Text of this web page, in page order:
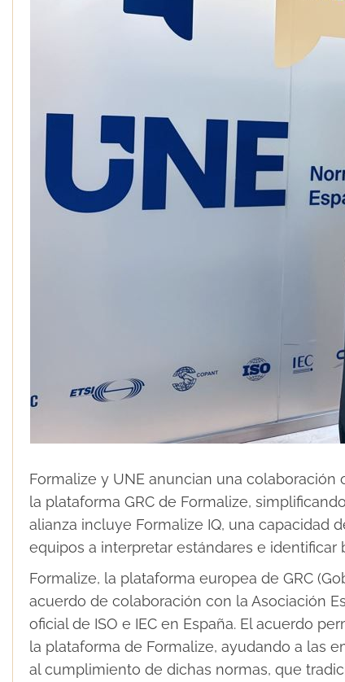
Formalize y UNE anuncian una
la plataforma GRC de Formalize,
alianza incluye Formalize IQ, una capacidad
equipos a interpretar estándares e identificar
Formalize, la plataforma europea de GRC
acuerdo de colaboración con la Asociación
oficial de ISO e IEC en España. El acuerdo
la plataforma de Formalize, ayudando a las
al cumplimiento de dichas normas, que